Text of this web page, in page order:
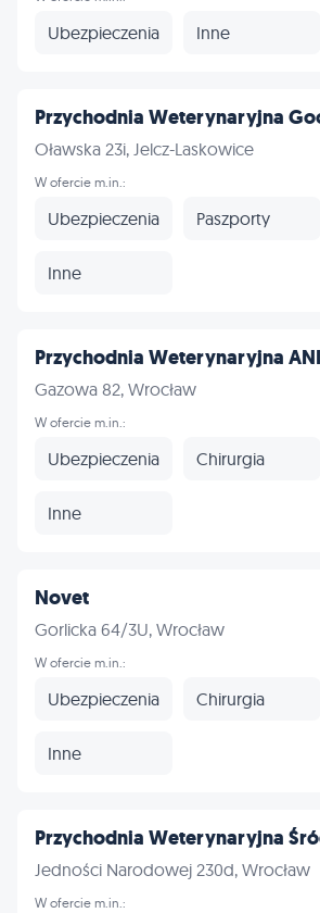
Ubezpieczenia Inne
Przychodnia Weterynaryjna
Oławska 23i, Jelcz-Laskowice
W ofercie m.in.:
Ubezpieczenia Paszporty
Inne
Przychodnia Weterynaryjna
Gazowa 82, Wrocław
W ofercie m.in.:
Ubezpieczenia Chirurgia
Inne
Novet
Gorlicka 64/3U, Wrocław
W ofercie m.in.:
Ubezpieczenia Chirurgia
Inne
Przychodnia Weterynaryjna
Jedności Narodowej 230d, Wrocław
W ofercie m.in.: